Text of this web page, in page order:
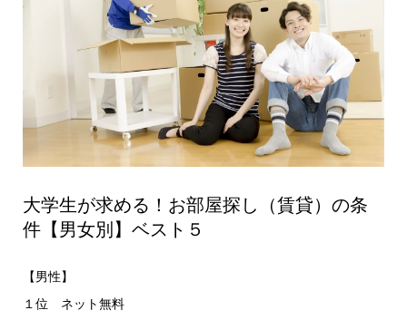
大学生が求める！お部屋探し（賃貸）の条
件【男女別】ベスト５
【男性】
１位 ネット無料